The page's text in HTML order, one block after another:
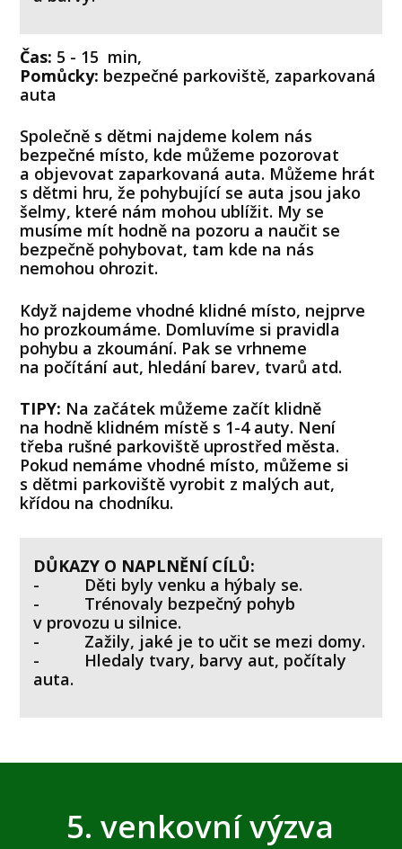
Čas: 5 - 15 min,
Pomůcky: bezpečné parkoviště, zaparkovaná
auta
Společně s dětmi najdeme kolem nás
bezpečné místo, kde můžeme pozorovat
a objevovat zaparkovaná auta. Můžeme hrát
s dětmi hru, že pohybující se auta jsou jako
šelmy, které nám mohou ublížit. My se
musíme mít hodně na pozoru a naučit se
bezpečně pohybovat, tam kde na nás
nemohou ohrozit.
Když najdeme vhodné klidné místo, nejprve
ho prozkoumáme. Domluvíme si pravidla
pohybu a zkoumání. Pak se vrhneme
na počítání aut, hledání barev, tvarů atd.
TIPY: Na začátek můžeme začít klidně
na hodně klidném místě s 1-4 auty. Není
třeba rušné parkoviště uprostřed města.
Pokud nemáme vhodné místo, můžeme si
s dětmi parkoviště vyrobit z malých aut,
křídou na chodníku.
DŮKAZY O NAPLNĚNÍ CÍLŮ:
- Děti byly venku a hýbaly se.
- Trénovaly bezpečný pohyb
v provozu u silnice.
- Zažily, jaké je to učit se mezi domy.
- Hledaly tvary, barvy aut, počítaly
auta.
5. venkovní výzva